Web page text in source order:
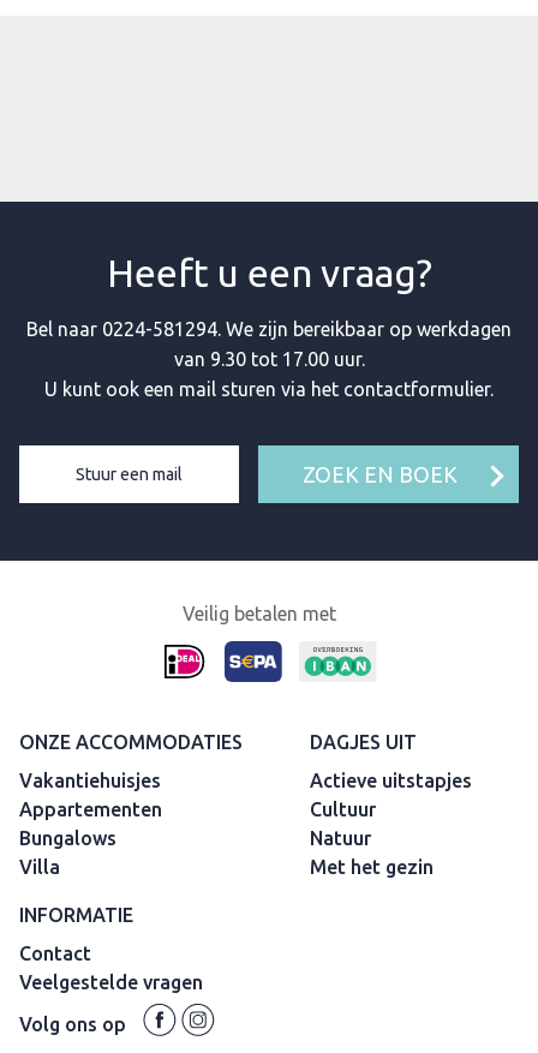
Heeft u een vraag?
Bel naar 0224-581294. We zijn bereikbaar op werkdagen
van 9.30 tot 17.00 uur.
U kunt ook een mail sturen via het contactformulier.
Stuur een mail ZOEK EN BOEK
Veilig betalen met
ONZE ACCOMMODATIES
Vakantiehuisjes
Appartementen
Bungalows
Villa
DAGJES UIT
Actieve uitstapjes
Cultuur
Natuur
Met het gezin
INFORMATIE
Contact
Veelgestelde vragen
Volg ons op